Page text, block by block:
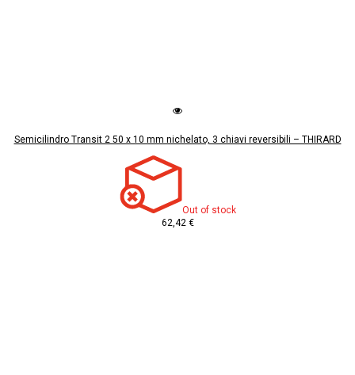
Semicilindro Transit 2 50 x 10 mm nichelato, 3 chiavi reversibili – THIRARD
Out of stock
62,42 €